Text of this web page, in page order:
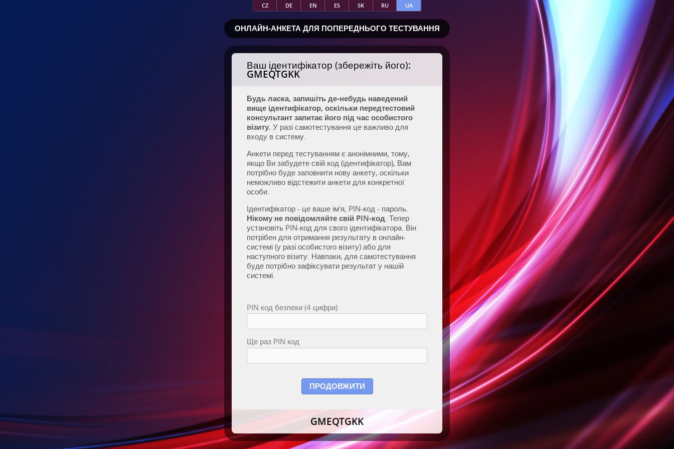
CZ DE EN ES SK RU UA
ОНЛАЙН-АНКЕТА ДЛЯ ПОПЕРЕДНЬОГО ТЕСТУВАННЯ
Ваш ідентифікатор (збережіть його):
GMEQTGKK
Будь ласка, запишіть де-небудь наведений
вище ідентифікатор, оскільки передтестовий
консультант запитає його під час особистого
візиту. У разі самотестування це важливо для
входу в систему.
Анкети перед тестуванням є анонімними, тому,
якщо Ви забудете свій код (ідентифікатор), Вам
потрібно буде заповнити нову анкету, оскільки
неможливо відстежити анкети для конкретної
особи.
Ідентифікатор - це ваше ім'я, PIN-код - пароль.
Нікому не повідомляйте свій PIN-код . Тепер
установіть PIN-код для свого ідентифікатора. Він
потрібен для отримання результату в онлайн-
системі (у разі особистого візиту) або для
наступного візиту. Навпаки, для самотестування
буде потрібно зафіксувати результат у нашій
системі.
PIN код безпеки (4 цифри)
Ще раз PIN код
ПРОДОВЖИТИ
GMEQTGKK